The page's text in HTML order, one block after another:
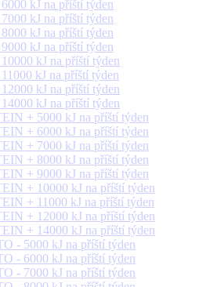
kJ na příští týden
kJ na příští týden
kJ na příští týden
kJ na příští týden
kJ na příští týden
kJ na příští týden
kJ na příští týden
kJ na příští týden
+ 5000 kJ na příští týden
+ 6000 kJ na příští týden
+ 7000 kJ na příští týden
+ 8000 kJ na příští týden
+ 9000 kJ na příští týden
+ 10000 kJ na příští týden
+ 11000 kJ na příští týden
+ 12000 kJ na příští týden
+ 14000 kJ na příští týden
- 5000 kJ na příští týden
- 6000 kJ na příští týden
- 7000 kJ na příští týden